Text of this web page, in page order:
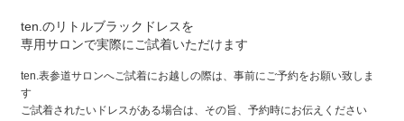
ten.のリトルブラックドレスを
専用サロンで実際にご試着いただけます
ten.表参道サロンへご試着にお越しの際は、事前にご予約をお願い致しま
す
ご試着されたいドレスがある場合は、その旨、予約時にお伝えください